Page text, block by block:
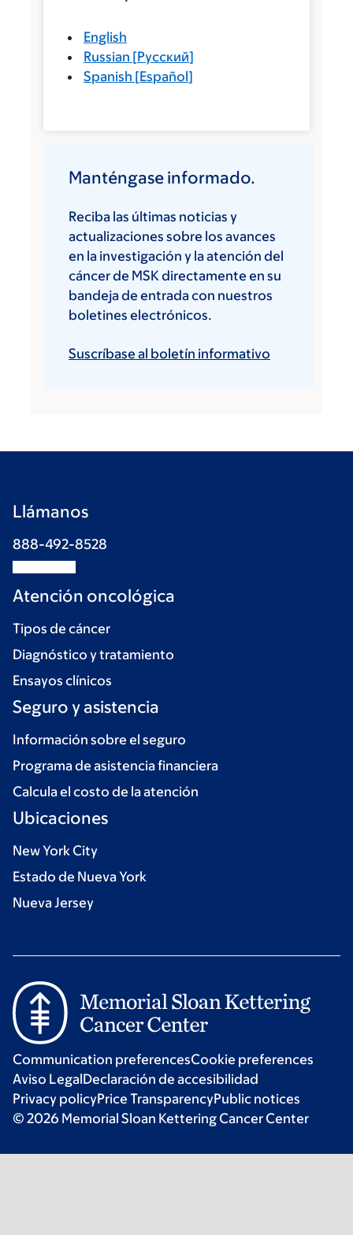
English
Russian [Русский]
Spanish [Español]
Manténgase informado.
Reciba las últimas noticias y
actualizaciones sobre los avances
en la investigación y la atención del
cáncer de MSK directamente en su
bandeja de entrada con nuestros
boletines electrónicos.
Suscríbase al boletín informativo
Llámanos
888-492-8528
Atención oncológica
Tipos de cáncer
Diagnóstico y tratamiento
Ensayos clínicos
Seguro y asistencia
Información sobre el seguro
Programa de asistencia financiera
Calcula el costo de la atención
Ubicaciones
New York City
Estado de Nueva York
Nueva Jersey
Communication preferencesCookie preferences
Aviso LegalDeclaración de accesibilidad
Privacy policyPrice TransparencyPublic notices
© 2026 Memorial Sloan Kettering Cancer Center